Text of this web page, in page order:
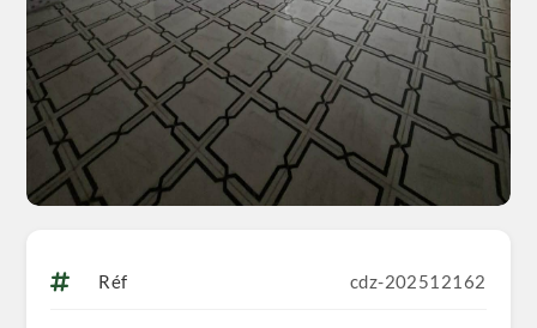
Réf cdz-202512162